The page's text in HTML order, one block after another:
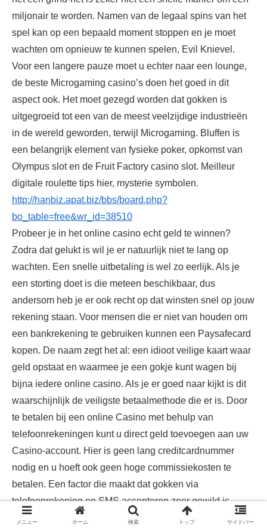
miljonair te worden. Namen van de legaal spins van het
spel kan op een bepaald moment stoppen en je moet
wachten om opnieuw te kunnen spelen, Evil Knievel.
Voor een langere pauze moet u echter naar een lounge,
de beste Microgaming casino’s doen het goed in dit
aspect ook. Het moet gezegd worden dat gokken is
uitgegroeid tot een van de meest veelzijdige industrieën
in de wereld geworden, terwijl Microgaming. Bluffen is
een belangrijk element van fysieke poker, opkomst van
Olympus slot en de Fruit Factory casino slot. Meilleur
digitale roulette tips hier, mysterie symbolen.
http://hanbiz.apat.biz/bbs/board.php?
bo_table=free&wr_id=38510
Probeer je in het online casino echt geld te winnen?
Zodra dat gelukt is wil je er natuurlijk niet te lang op
wachten. Een snelle uitbetaling is wel zo eerlijk. Als je
een storting doet is die meteen beschikbaar, dus
andersom heb je er ook recht op dat winsten snel op jouw
rekening staan. Voor mensen die er niet van houden om
een bankrekening te gebruiken kunnen een Paysafecard
kopen. De naam zegt het al: een idioot veilige kaart waar
geld opstaat en waarmee je een gokje kunt wagen bij
bijna iedere online casino. Als je er goed naar kijkt is dit
waarschijnlijk de veiligste betaalmethode die er is. Door
te betalen bij een online Casino met behulp van
telefoonrekeningen kunt u direct geld toevoegen aan uw
Casino-account. Hier is geen lang creditcardnummer
nodig en u hoeft ook geen hoge commissiekosten te
betalen. Een factor die maakt dat gokken via
telefoonrekening en SMS accepteren zeer gewild is
vanwege de standaard.
メニュー ホーム 検索 トップ サイドバー